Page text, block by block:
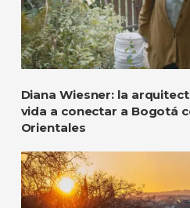
Diana Wiesner: la
vida a conectar a Bogotá
Orientales